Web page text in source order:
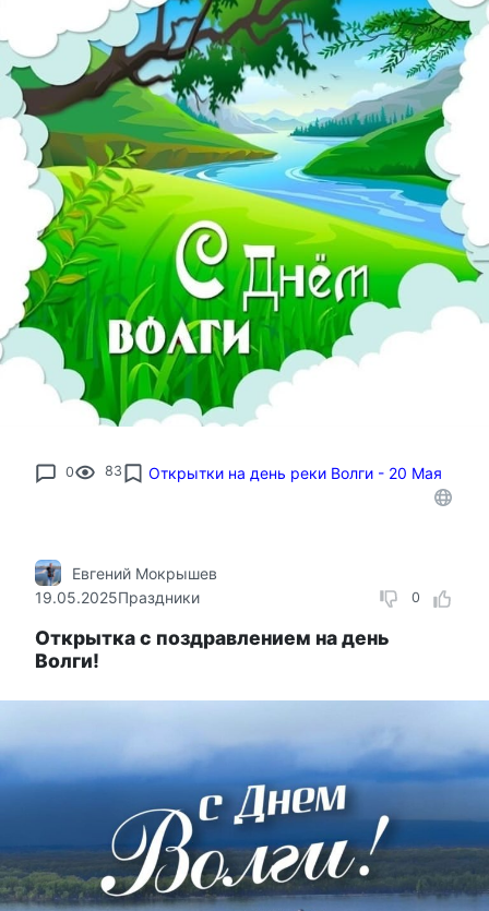
0 83 Открытки на день реки Волги - 20 Мая
0
Евгений Мокрышев
19.05.2025Праздники
Открытка с поздравлением на день
Волги!